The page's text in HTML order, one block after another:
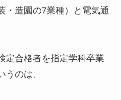
・造園の7業種）と電気通
合格者を指定学科卒業
のは、